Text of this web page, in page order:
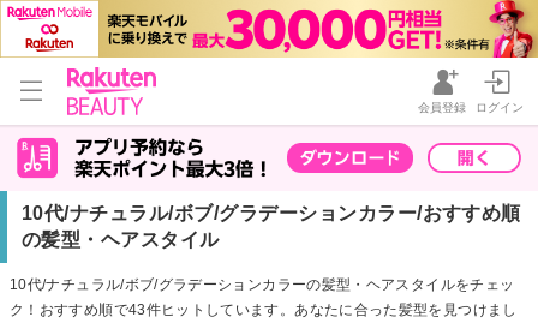
会員登録 ログイン
10代/ナチュラル/ボブ/グラデーションカラー/おすすめ順
の髪型・ヘアスタイル
10代/ナチュラル/ボブ/グラデーションカラーの髪型・ヘアスタイルをチェッ
ク！おすすめ順で43件ヒットしています。あなたに合った髪型を見つけまし